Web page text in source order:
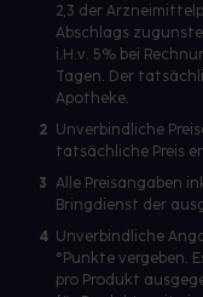
2,3 der
Abschlags
i.H.v. 5% bei
Tagen. Der
Apotheke.
2 Unverbindliche
tatsächliche Preis
3 Alle Preisangaben
Bringdienst der
4 Unverbindliche
°Punkte vergeben.
pro Produkt